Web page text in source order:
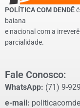
POLÍTICA COM DENDÊ
baiana
e nacional com a
parcialidade.
Fale Conosco:
WhatsApp: (71) 9-
e-mail: